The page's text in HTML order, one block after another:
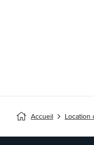
Accueil Location